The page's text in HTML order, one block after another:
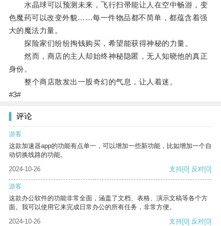
水晶球可以预测未来，飞行扫帚能让人在空中畅游，变
色魔药可以改变外貌……每一件物品都不简单，都蕴含着强
大的魔法力量。
探险家们纷纷掏钱购买，希望能获得神秘的力量。
然而，商店的主人却始终神秘隐匿，无人知晓他的真正
身份。
整个商店散发出一股奇幻的气息，让人着迷。
#3#
评论
游客
这款加速器app的功能有点单一，可以增加一些新功能，比如增加一个自
动切换线路的功能。
2024-10-26
支持[0] 反对[0]
游客
这款办公软件的功能非常全面，涵盖了文档、表格、演示文稿等各个方
面。我可以使用它来完成日常办公的所有任务，非常方便。
2024-10-26
支持[0] 反对[0]